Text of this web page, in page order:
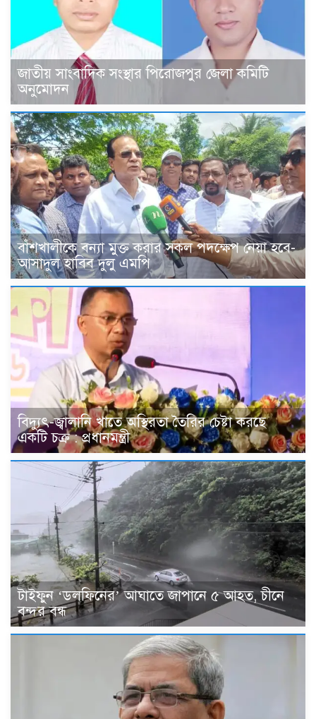
জাতীয় সাংবাদিক সংস্থার পিরোজপুর জেলা কমিটি
অনুমোদন
বাঁশখালীকে বন্যা মুক্ত করার সকল পদক্ষেপ নেয়া হবে-
আসাদুল হাবিব দুলু এমপি
বিদ্যুৎ-জ্বালানি খাতে অস্থিরতা তৈরির চেষ্টা করছে
একটি চক্র : প্রধানমন্ত্রী
টাইফুন ‘ডলফিনের’ আঘাতে জাপানে ৫ আহত, চীনে
বন্দর বন্ধ